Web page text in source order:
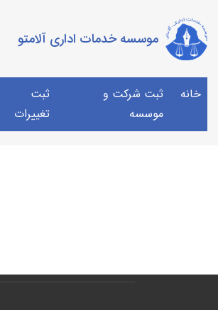
موسسه خدمات اداری آلامتو
خانه
ثبت شرکت و
موسسه
ثبت
تغییرات